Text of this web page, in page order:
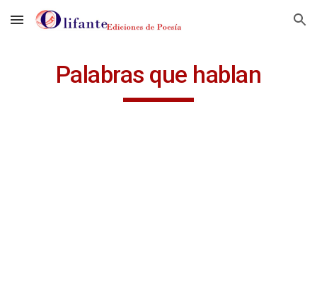
Skip to main content Skip to navigation
Palabras que hablan